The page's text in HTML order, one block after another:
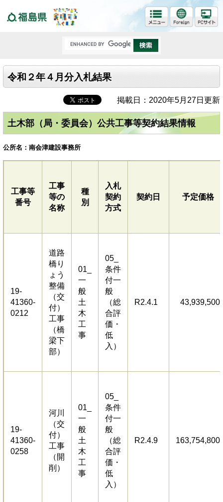
令和２年４月分入札結果
掲載日：2020年5月27日更新
土木部（局・委員会）公共工事等契約結果情報
公所名：南会津建設事務所
工事等
番号
工事
等の
名称
種
別
入札
契約
方式
契約日 予定価格
19-
41360-
0212
道路
橋り
ょう
整備
（交
付）
工事
（橋
梁下
部）
01_
一
般
土
木
工
事
05_
条件
付一
般
（総
合評
価・
低
入）
R2.4.1 43,939,500
19-
41360-
0258
河川
（交
付）
工事
（開
削）
01_
一
般
土
木
工
事
05_
条件
付一
般
（総
合評
価・
低
入）
R2.4.9 163,754,800